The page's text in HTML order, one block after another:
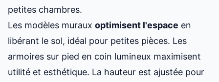
petites chambres.
Les modèles muraux optimisent l'espace en
libérant le sol, idéal pour petites pièces. Les
armoires sur pied en coin lumineux maximisent
utilité et esthétique. La hauteur est ajustée pour